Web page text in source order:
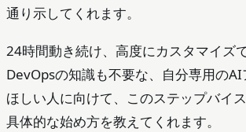
通り示してくれます。
24時間動き続け、高度にカスタマイズ
DevOpsの知識も不要な、自分専用の
ほしい人に向けて、このステップバイ
具体的な始め方を教えてくれます。